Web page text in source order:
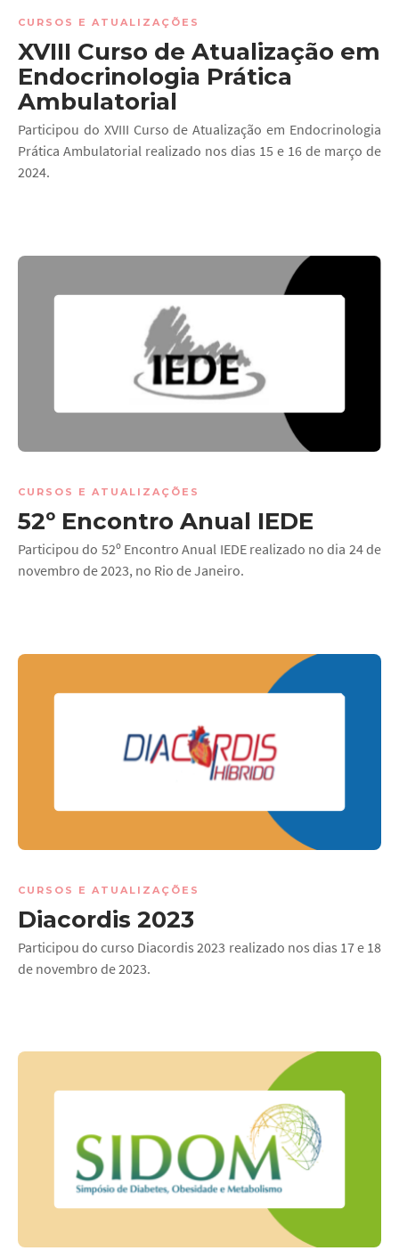
CURSOS E ATUALIZAÇÕES
XVIII Curso de Atualização em
Endocrinologia Prática
Ambulatorial
Participou do XVIII Curso de Atualização em Endocrinologia
Prática Ambulatorial realizado nos dias 15 e 16 de março de
2024.
CURSOS E ATUALIZAÇÕES
52º Encontro Anual IEDE
Participou do 52º Encontro Anual IEDE realizado no dia 24 de
novembro de 2023, no Rio de Janeiro.
CURSOS E ATUALIZAÇÕES
Diacordis 2023
Participou do curso Diacordis 2023 realizado nos dias 17 e 18
de novembro de 2023.